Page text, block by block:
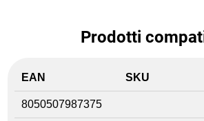
Prodotti
EAN SKU
8050507987375